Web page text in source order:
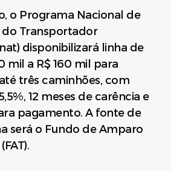
o Programa Nacional de
Transportador
disponibilizará linha de
mil a R$ 160 mil para
três caminhões, com
12 meses de carência e
pagamento. A fonte de
será o Fundo de Amparo